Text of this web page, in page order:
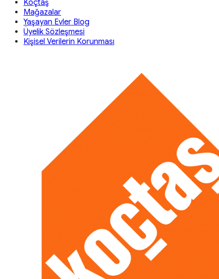
Koçtaş
Mağazalar
Yaşayan Evler Blog
Üyelik Sözleşmesi
Kişisel Verilerin Korunması